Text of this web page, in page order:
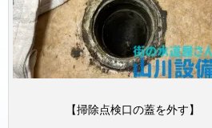
【掃除点検口の蓋を外す】